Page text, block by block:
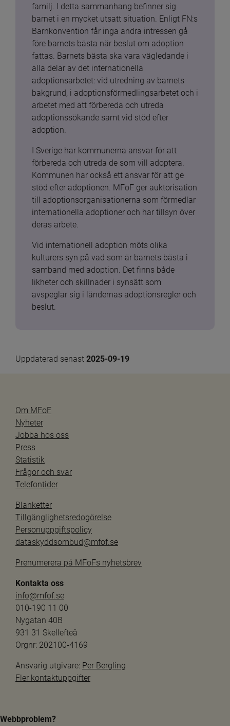
familj. I detta sammanhang befinner sig
barnet i en mycket utsatt situation. Enligt FN:s
Barnkonvention får inga andra intressen gå
före barnets bästa när beslut om adoption
fattas. Barnets bästa ska vara vägledande i
alla delar av det internationella
adoptionsarbetet: vid utredning av barnets
bakgrund, i adoptionsförmedlingsarbetet och i
arbetet med att förbereda och utreda
adoptionssökande samt vid stöd efter
adoption.
I Sverige har kommunerna ansvar för att
förbereda och utreda de som vill adoptera.
Kommunen har också ett ansvar för att ge
stöd efter adoptionen. MFoF ger auktorisation
till adoptionsorganisationerna som förmedlar
internationella adoptioner och har tillsyn över
deras arbete.
Vid internationell adoption möts olika
kulturers syn på vad som är barnets bästa i
samband med adoption. Det finns både
likheter och skillnader i synsätt som
avspeglar sig i ländernas adoptionsregler och
beslut.
Uppdaterad senast 2025-09-19
Om MFoF
Nyheter
Jobba hos oss
Press
Statistik
Frågor och svar
Telefontider
Blanketter
Tillgänglighetsredogörelse
Personuppgiftspolicy
dataskyddsombud@mfof.se
Prenumerera på MFoFs nyhetsbrev
Kontakta oss
info@mfof.se
010-190 11 00
Nygatan 40B
931 31 Skellefteå
Orgnr: 202100-4169
Ansvarig utgivare: Per Bergling
Fler kontaktuppgifter
Webbproblem?